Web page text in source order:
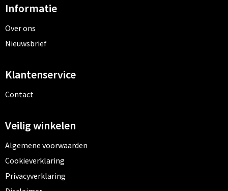
Informatie
Over ons
Nieuwsbrief
Klantenservice
Contact
Veilig winkelen
Algemene voorwaarden
Cookieverklaring
Privacyverklaring